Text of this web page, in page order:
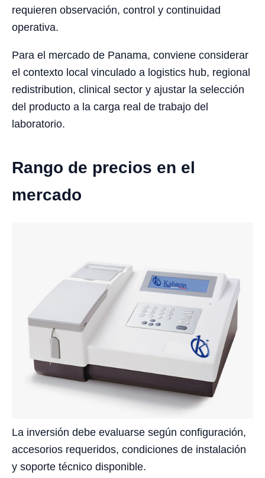
requieren observación, control y continuidad
operativa.
Para el mercado de Panama, conviene considerar
el contexto local vinculado a logistics hub, regional
redistribution, clinical sector y ajustar la selección
del producto a la carga real de trabajo del
laboratorio.
Rango de precios en el
mercado
La inversión debe evaluarse según configuración,
accesorios requeridos, condiciones de instalación
y soporte técnico disponible.